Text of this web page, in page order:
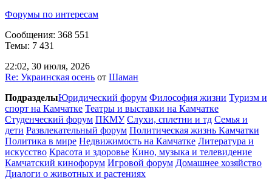
Форумы по интересам
Сообщения: 368 551
Темы: 7 431
22:02, 30 июля, 2026
Re: Украинская осень от Шаман
ПодразделыЮридический форум Философия жизни Туризм и
спорт на Камчатке Театры и выставки на Камчатке
Студенческий форум ПКМУ Слухи, сплетни и тд Семья и
дети Развлекательный форум Политическая жизнь Камчатки
Политика в мире Недвижимость на Камчатке Литература и
искусство Красота и здоровье Кино, музыка и телевидение
Камчатский кинофорум Игровой форум Домашнее хозяйство
Диалоги о животных и растениях